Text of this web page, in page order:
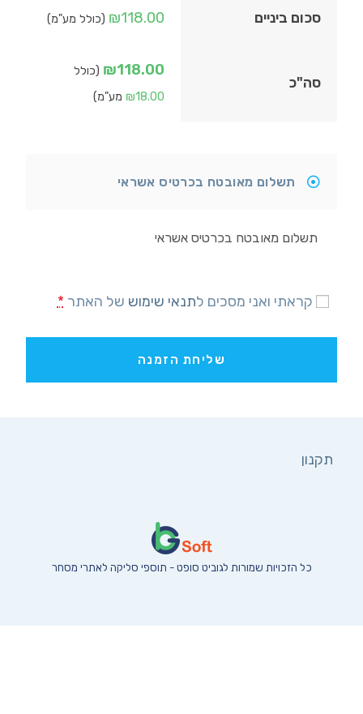
סכום ביניים ₪118.00 (כולל מע"מ)
סה"כ
₪118.00
(כולל
₪18.00 מע"מ)
תשלום מאובטח בכרטיס אשראי
תשלום מאובטח בכרטיס אשראי
קראתי ואני מסכים לתנאי שימוש של האתר *
שליחת הזמנה
תקנון
כל הזכויות שמורות לגוביט סופט - תוספי סליקה לאתרי מסחר